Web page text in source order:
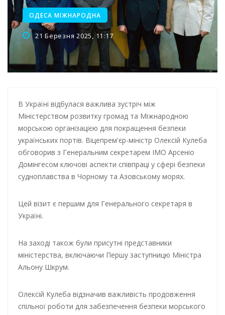
ОДЕСА МІЖНАРОДНА
21 Березня 2025, 11:17
В Україні відбулася важлива зустріч між
Міністерством розвитку громад та Міжнародною
морською організацією для покращення безпеки
українських портів. Віцепрем'єр-міністр Олексій Кулеба
обговорив з Генеральним секретарем ІМО Арсеніо
Домінгесом ключові аспекти співпраці у сфері безпеки
судноплавства в Чорному та Азовському морях.
Цей візит є першим для Генерального секретаря в
Україні.
На заході також були присутні представники
міністерства, включаючи Першу заступницю Міністра
Альону Шкрум.
Олексій Кулеба відзначив важливість продовження
спільної роботи для забезпечення безпеки морського